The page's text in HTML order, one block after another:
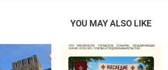
YOU MAY ALSO LIKE